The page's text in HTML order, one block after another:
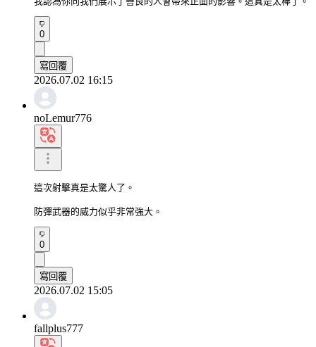
0
寫回覆
2026.07.02 16:15
noLemur776
這次射擊真是太驚人了。
防彈武器的威力似乎非常強大。
0
寫回覆
2026.07.02 15:05
fallplus777